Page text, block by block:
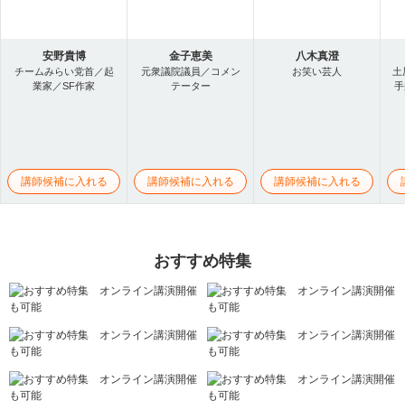
安野貴博
チームみらい党首／起
業家／SF作家
講師候補に入れる
金子恵美
元衆議院議員／コメン
テーター
講師候補に入れる
八木真澄
お笑い芸人
講師候補に入れる
土
おすすめ特集